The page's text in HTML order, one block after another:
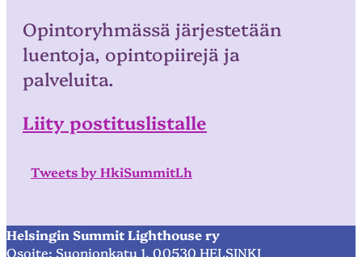
Opintoryhmässä järjestetään
luentoja, opintopiirejä ja
palveluita.
Liity postituslistalle
Tweets by HkiSummitLh
Helsingin Summit Lighthouse ry
Osoite: Suonionkatu 1, 00530 HELSINKI